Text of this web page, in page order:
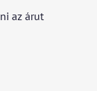
az árut